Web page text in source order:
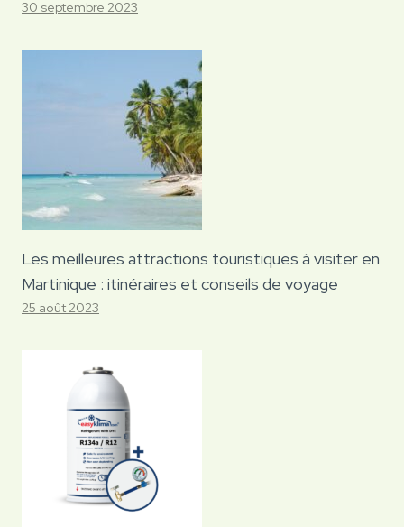
30 septembre 2023
Les meilleures attractions touristiques à visiter en
Martinique : itinéraires et conseils de voyage
25 août 2023